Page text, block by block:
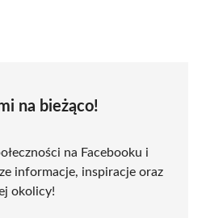
na bieżąco!
na Facebooku i
informacje, inspiracje oraz
okolicy!